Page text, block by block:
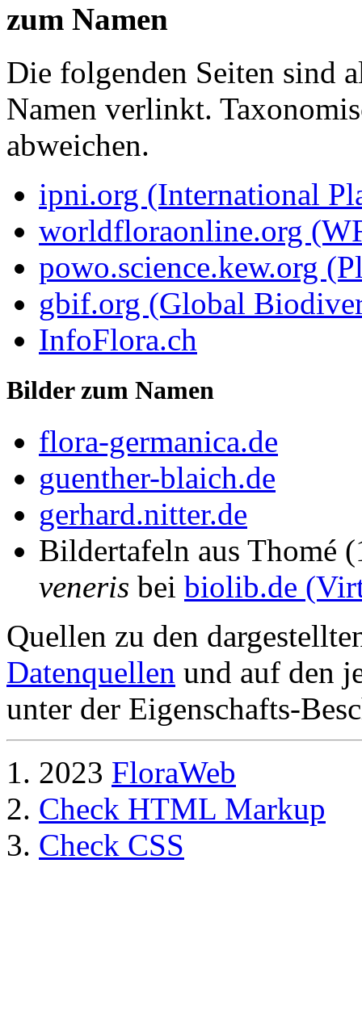
zum Namen
Die folgenden Seiten sind
Namen verlinkt.
abweichen.
ipni.org (International
worldfloraonline.org
powo.science.kew.org
gbif.org (Global
InfoFlora.ch
Bilder zum Namen
flora-germanica.de
guenther-blaich.de
gerhard.nitter.de
Bildertafeln aus Thomé
veneris bei biolib.de
Quellen zu den
Datenquellen und auf den
unter der Eigenschafts-
2023 FloraWeb
Check HTML Markup
Check CSS